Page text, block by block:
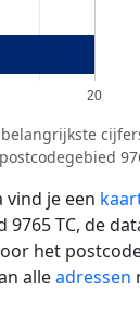
20
vind je een
9765 TC, de
het
alleadressen